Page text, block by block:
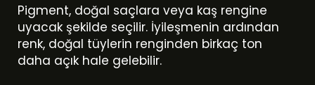
Pigment, doğal saçlara veya kaş rengine
uyacak şekilde seçilir. İyileşmenin ardından
renk, doğal tüylerin renginden birkaç ton
daha açık hale gelebilir.